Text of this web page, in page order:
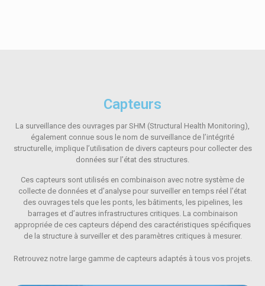
Capteurs
La surveillance des ouvrages par SHM (Structural Health Monitoring),
également connue sous le nom de surveillance de l’intégrité
structurelle, implique l’utilisation de divers capteurs pour collecter des
données sur l’état des structures.
Ces capteurs sont utilisés en combinaison avec notre système de
collecte de données et d’analyse pour surveiller en temps réel l’état
des ouvrages tels que les ponts, les bâtiments, les pipelines, les
barrages et d’autres infrastructures critiques. La combinaison
appropriée de ces capteurs dépend des caractéristiques spécifiques
de la structure à surveiller et des paramètres critiques à mesurer.
Retrouvez notre large gamme de capteurs adaptés à tous vos projets.